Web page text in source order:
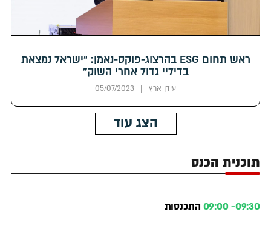
ראש תחום ESG בהרצוג-פוקס-נאמן: "ישראל נמצאת
בדיליי גדול אחרי השוק"
עידן ארץ |
05/07/2023
הצג עוד
תוכנית הכנס
09:30- 09:00 התכנסות